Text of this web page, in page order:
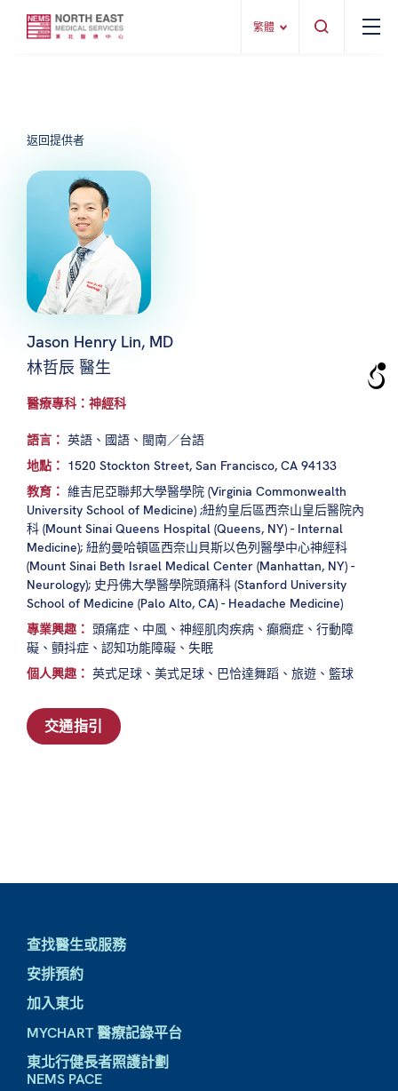
繁體
返回提供者
Jason Henry Lin, MD
林哲辰 醫生
醫療專科：神經科
語言： 英語、國語、閩南／台語
地點： 1520 Stockton Street, San Francisco, CA 94133
教育： 維吉尼亞聯邦大學醫學院 (Virginia Commonwealth
University School of Medicine) ;紐約皇后區西奈山皇后醫院內
科 (Mount Sinai Queens Hospital (Queens, NY) - Internal
Medicine); 紐約曼哈頓區西奈山貝斯以色列醫學中心神經科
(Mount Sinai Beth Israel Medical Center (Manhattan, NY) -
Neurology); 史丹佛大學醫學院頭痛科 (Stanford University
School of Medicine (Palo Alto, CA) - Headache Medicine)
專業興趣： 頭痛症、中風、神經肌肉疾病、癲癇症、行動障
礙、顫抖症、認知功能障礙、失眠
個人興趣： 英式足球、美式足球、巴恰達舞蹈、旅遊、籃球
交通指引
查找醫生或服務
安排預約
加入東北
MYCHART 醫療記錄平台
東北行健長者照護計劃
NEMS PACE